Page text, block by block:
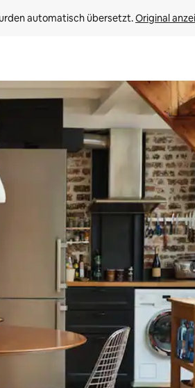
automatisch übersetzt. Original
unten oder erkunde die Ergebnisse